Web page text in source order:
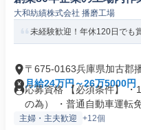
大和紡績株式会社 播磨工場
未経験歓迎！年休120日でも
〒675-0163兵庫県加古郡
月給24万円～26万5000円
応募資格 【必須条件】 ・
の為） ・普通自動車運転免
主婦・主夫歓迎 +12個